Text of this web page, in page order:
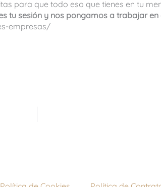
para que todo eso que tienes en tu
tu sesión y nos pongamos a trabajar en
empresas/